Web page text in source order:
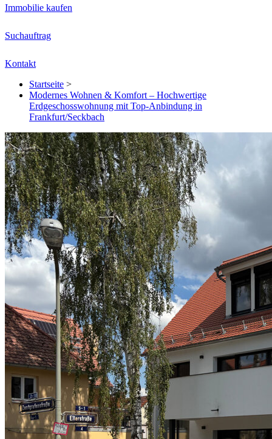
Immobilie kaufen
Suchauftrag
Kontakt
Startseite >
Modernes Wohnen & Komfort – Hochwertige
Erdgeschosswohnung mit Top-Anbindung in
Frankfurt/Seckbach